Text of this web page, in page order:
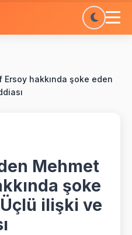
Ersoy hakkında şoke eden
Mehmet
şoke
ilişki ve